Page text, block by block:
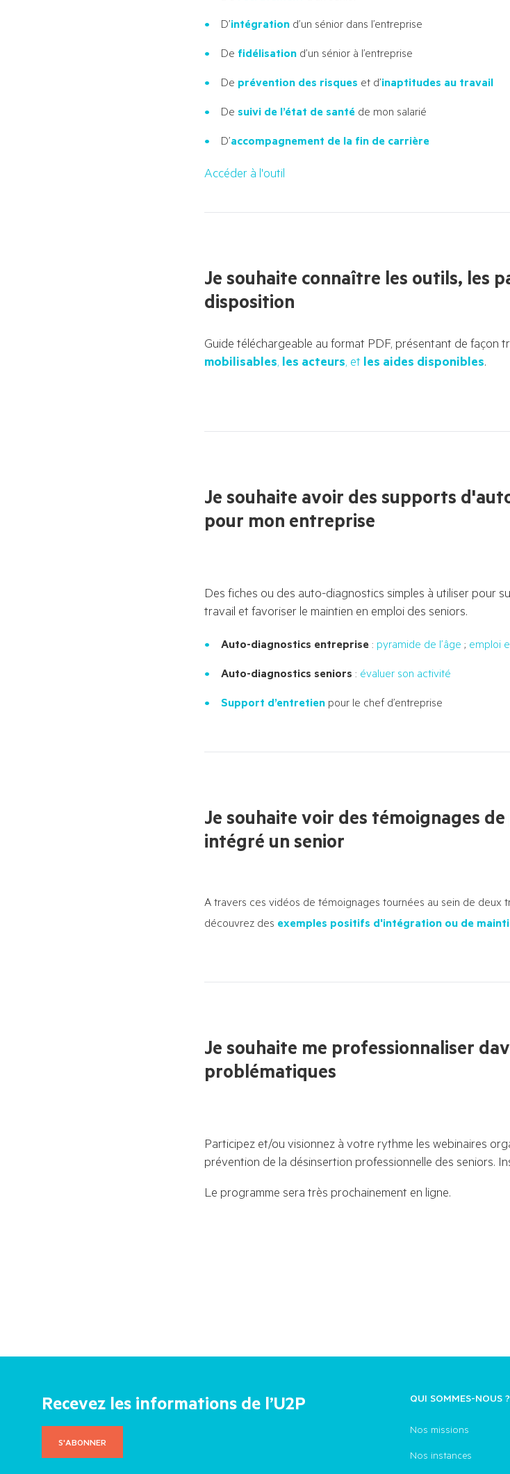
D’intégration d’un sénior dans l’entreprise
De fidélisation d’un sénior à l’entreprise
De prévention des risques et d’inaptitudes au travail
De suivi de l’état de santé de mon salarié
D’accompagnement de la fin de carrière
Accéder à l'outil
Je souhaite connaître les outils, les
disposition
Guide téléchargeable au format PDF, présentant de façon
mobilisables, les acteurs, et les aides disponibles.
Je souhaite avoir des supports
pour mon entreprise
Des fiches ou des auto-diagnostics simples à utiliser pour
travail et favoriser le maintien en emploi des seniors.
Auto-diagnostics entreprise: pyramide de l’âge ; emploi
Auto-diagnostics seniors : évaluer son activité
Support d’entretien pour le chef d’entreprise
Je souhaite voir des témoignages
intégré un senior
A travers ces vidéos de témoignages tournées au sein de deux
découvrez des exemples positifs d'intégration ou de
Je souhaite me professionnaliser
problématiques
Participez et/ou visionnez à votre rythme les webinaires
prévention de la désinsertion professionnelle des seniors.
Le programme sera très prochainement en ligne.
Recevez les informations de l’U2P
S'ABONNER
QUI SOMMES-NOUS ?
Nos missions
Nos instances